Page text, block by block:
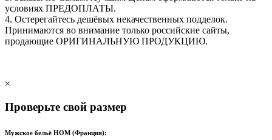
условиях ПРЕДОПЛАТЫ.
4. Остерегайтесь дешёвых некачественных подделок.
Принимаются во внимание только российские сайты,
продающие ОРИГИНАЛЬНУЮ ПРОДУКЦИЮ.
×
Проверьте свой размер
Мужское бельё HOM (Франция):